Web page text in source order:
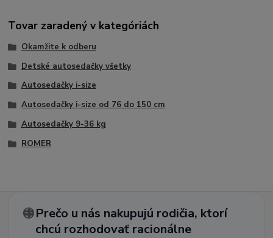
Tovar zaradený v kategóriách
Okamžite k odberu
Detské autosedačky všetky
Autosedačky i-size
Autosedačky i-size od 76 do 150 cm
Autosedačky 9-36 kg
ROMER
🟠Prečo u nás nakupujú rodičia, ktorí
chcú rozhodovať racionálne